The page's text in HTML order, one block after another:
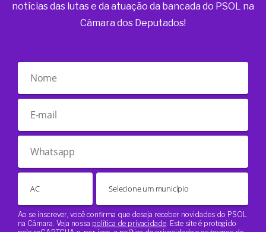
notícias das lutas e da atuação da bancada do PSOL na
Câmara dos Deputados!
Ao se inscrever, você confirma que deseja receber novidades do PSOL
na Câmara. Veja nossa política de privacidade . Este site é protegido